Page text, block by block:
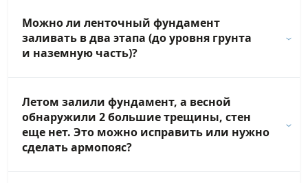
Можно ли ленточный фундамент
заливать в два этапа (до уровня грунта
и наземную часть)?
Летом залили фундамент, а весной
обнаружили 2 большие трещины, стен
еще нет. Это можно исправить или нужно
сделать армопояс?